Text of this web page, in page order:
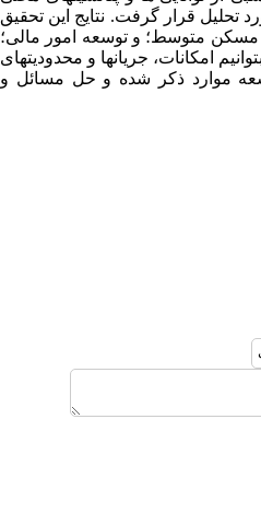
تحلیل قرار گرفت. نتایج این تحقیق
مسکن متوسط؛ و توسعه امور مالی؛
امکانات، جریانها و محدودیتهای
موارد ذکر شده و حل مسائل و